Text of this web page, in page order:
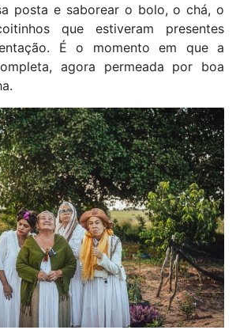
posta e saborear o bolo, o chá, o
que estiveram presentes
É o momento em que a
agora permeada por boa